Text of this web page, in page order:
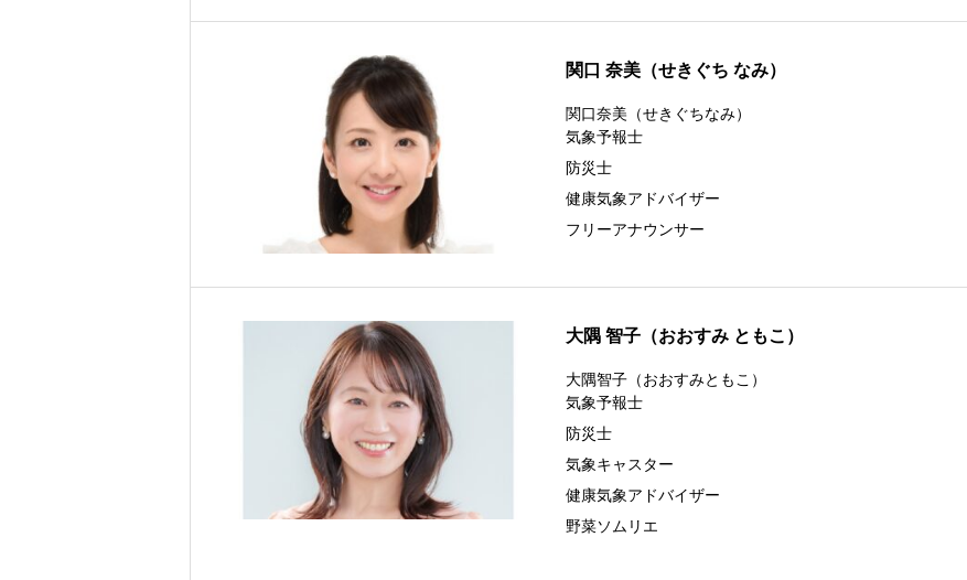
関口 奈美（せきぐち なみ）
関口奈美（せきぐちなみ）
気象予報士
防災士
健康気象アドバイザー
フリーアナウンサー
大隅 智子（おおすみ ともこ）
大隅智子（おおすみともこ）
気象予報士
防災士
気象キャスター
健康気象アドバイザー
野菜ソムリエ